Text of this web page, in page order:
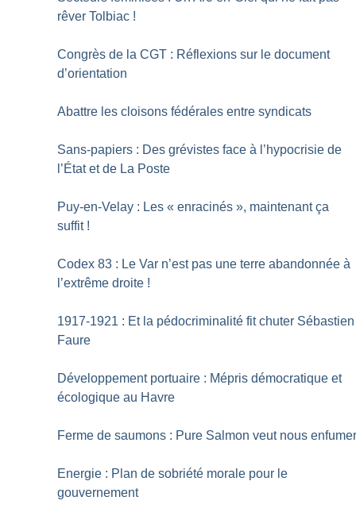
rêver Tolbiac !
Congrès de la CGT : Réflexions sur le document
d’orientation
Abattre les cloisons fédérales entre syndicats
Sans-papiers : Des grévistes face à l’hypocrisie de
l’État et de La Poste
Puy-en-Velay : Les « enracinés », maintenant ça
suffit !
Codex 83 : Le Var n’est pas une terre abandonnée à
l’extrême droite !
1917-1921 : Et la pédocriminalité fit chuter Sébastien
Faure
Développement portuaire : Mépris démocratique et
écologique au Havre
Ferme de saumons : Pure Salmon veut nous
Energie : Plan de sobriété morale pour le
gouvernement